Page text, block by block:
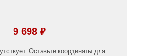
9 698 ₽
Оставьте координаты для